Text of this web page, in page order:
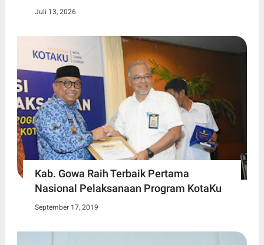
Juli 13, 2026
Kab. Gowa Raih Terbaik Pertama
Nasional Pelaksanaan Program KotaKu
September 17, 2019